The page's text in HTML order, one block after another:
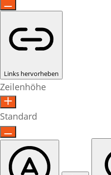
Links hervorheben
Zeilenhöhe
Standard